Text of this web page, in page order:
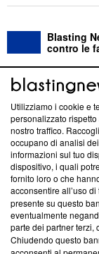
Blasting
contro le
ABOUT
Questa sezione
News, sui nostri
creare news di
‘Trust Project -
ancora membro
parte; Trust
conformità agli
Su di noi
Utilizziamo i cookie e
personalizzato
nostro traffico.
occupano di analisi
informazioni sul tuo
dispositivo, i quali
fornito loro o che
acconsentire all’uso
presente su questo
eventualmente
parte dei partner terzi,
Chiudendo questo